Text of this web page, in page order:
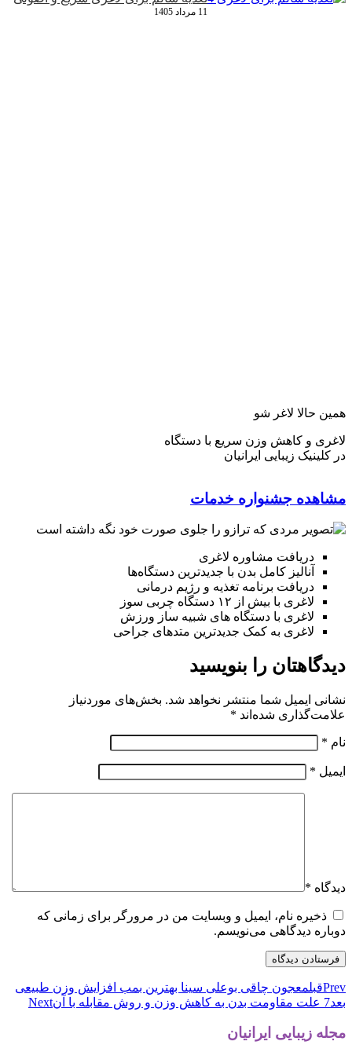
11 مرداد 1405
همین حالا لاغر شو
لاغری و کاهش وزن سریع با دستگاه
در کلینیک زیبایی ایرانیان
مشاهده جشنواره خدمات
دریافت مشاوره لاغری
آنالیز کامل بدن با جدیدترین دستگاه‌ها
دریافت برنامه تغذیه و رژیم درمانی
لاغری با بیش از ۱۲ دستگاه چربی سوز
لاغری با دستگاه های شبیه ساز ورزش
لاغری به کمک جدیدترین متدهای جراحی
دیدگاهتان را بنویسید
نشانی ایمیل شما منتشر نخواهد شد. بخش‌های موردنیاز
علامت‌گذاری شده‌اند *
نام *
ایمیل *
دیدگاه *
ذخیره نام، ایمیل و وبسایت من در مرورگر برای زمانی که
دوباره دیدگاهی می‌نویسم.
Prevقبلمعجون چاقی بوعلی سینا بهترین بمب افزایش وزن طبیعی
بعد7 علت مقاومت بدن به کاهش وزن و روش مقابله با آن Next
مجله زیبایی ایرانیان